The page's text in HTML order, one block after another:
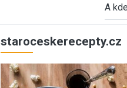
A
staroceskerecepty.cz